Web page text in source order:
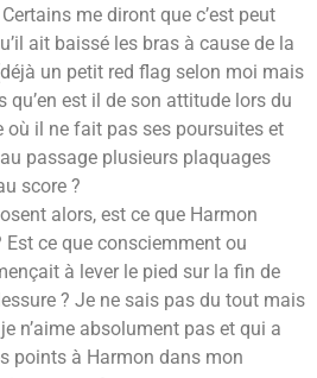
me diront que c’est peut
ait baissé les bras à cause de la
un petit red flag selon moi mais
est il de son attitude lors du
où il ne fait pas ses poursuites et
passage plusieurs plaquages
score ?
alors, est ce que Harmon
ce que consciemment ou
à lever le pied sur la fin de
? Je ne sais pas du tout mais
n’aime absolument pas et qui a
points à Harmon dans mon